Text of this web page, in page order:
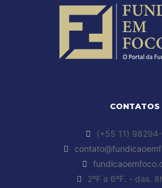
CONTATOS
(+55 11)
2ºF a 6ºF. - das.